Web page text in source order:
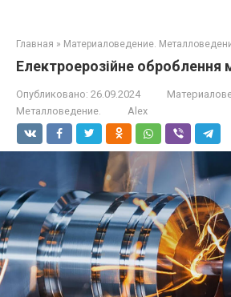
Главная » Материаловедение.
Електроерозійне оброблення
Опубликовано: 26.09.2024
Металловедение.
Alex